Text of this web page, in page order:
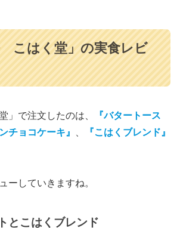
こはく堂」の実食レビ
」で注文したのは、
『バタートース
チョコケーキ』 、
『こはくブレンド』
ーしていきますね。
とこはくブレンド